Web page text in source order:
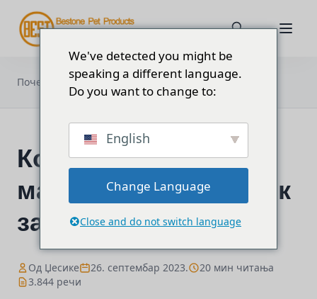
Почетна Блог
Који је најјачи материјал за
поводок за псе?
Који је најјачи
материјал за поводок
за псе?
Од Џесике 26. септембар 2023.
20 мин читања
3.844 речи
We've detected you might be
speaking a different language.
Do you want to change to:
English
Change Language
Close and do not switch language